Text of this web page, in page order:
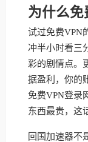
为什么
试过免费VPN
冲半小时看三
彩的剧情点。
据盈利，你的
免费VPN登录
东西最贵，这
回国加速器不